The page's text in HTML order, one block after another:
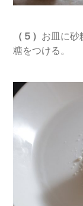
（５） お皿に砂
糖をつける。